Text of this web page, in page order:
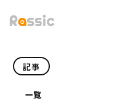
記事
一覧